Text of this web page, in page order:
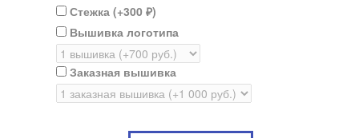
Стежка (+300 ₽)
Вышивка логотипа
Заказная вышивка